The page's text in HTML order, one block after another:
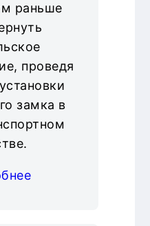
раньше
проведя
замка в